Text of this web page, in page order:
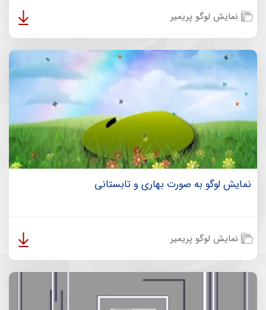
نمایش لوگو پریمیر
نمایش لوگو به صورت بهاری و تابستانی
نمایش لوگو پریمیر